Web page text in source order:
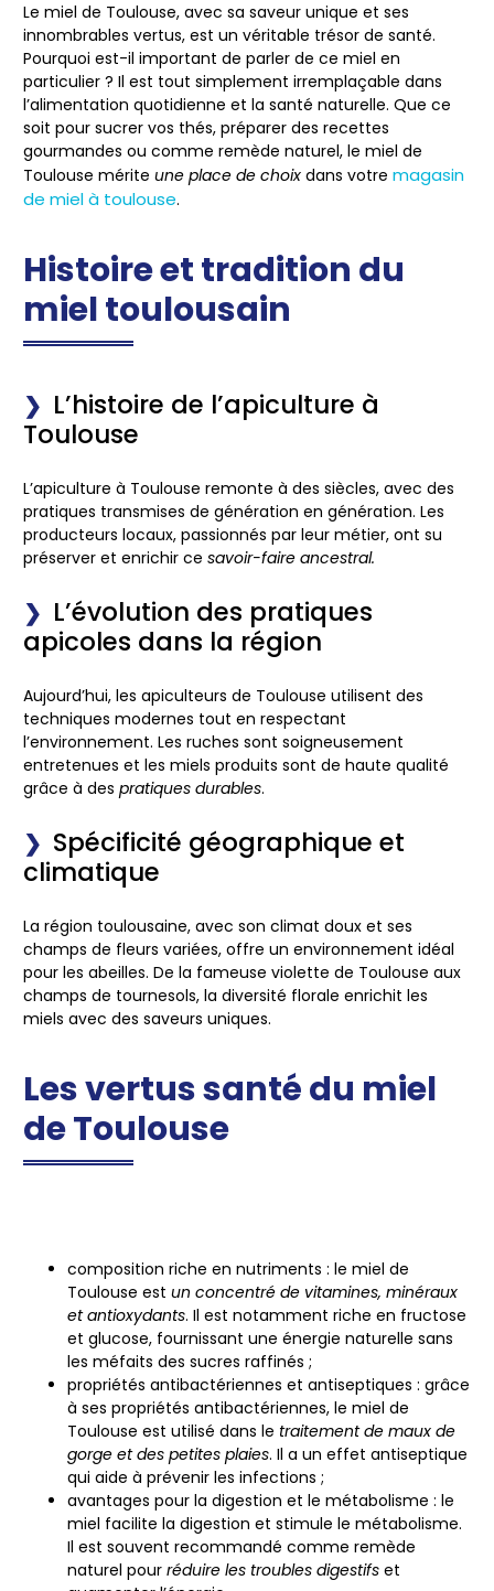
Le miel de Toulouse, avec sa saveur unique et ses
innombrables vertus, est un véritable trésor de santé.
Pourquoi est-il important de parler de ce miel en
particulier ? Il est tout simplement irremplaçable dans
l’alimentation quotidienne et la santé naturelle. Que ce
soit pour sucrer vos thés, préparer des recettes
gourmandes ou comme remède naturel, le miel de
Toulouse mérite une place de choix dans votre magasin
de miel à toulouse.
Histoire et tradition du
miel toulousain
L’histoire de l’apiculture à
Toulouse
L’apiculture à Toulouse remonte à des siècles, avec des
pratiques transmises de génération en génération. Les
producteurs locaux, passionnés par leur métier, ont su
préserver et enrichir ce savoir-faire ancestral.
L’évolution des pratiques
apicoles dans la région
Aujourd’hui, les apiculteurs de Toulouse utilisent des
techniques modernes tout en respectant
l’environnement. Les ruches sont soigneusement
entretenues et les miels produits sont de haute qualité
grâce à des pratiques durables.
Spécificité géographique et
climatique
La région toulousaine, avec son climat doux et ses
champs de fleurs variées, offre un environnement idéal
pour les abeilles. De la fameuse violette de Toulouse aux
champs de tournesols, la diversité florale enrichit les
miels avec des saveurs uniques.
Les vertus santé du miel
de Toulouse
composition riche en nutriments : le miel de
Toulouse est un concentré de vitamines, minéraux
et antioxydants. Il est notamment riche en fructose
et glucose, fournissant une énergie naturelle sans
les méfaits des sucres raffinés ;
propriétés antibactériennes et antiseptiques : grâce
à ses propriétés antibactériennes, le miel de
Toulouse est utilisé dans le traitement de maux de
gorge et des petites plaies. Il a un effet antiseptique
qui aide à prévenir les infections ;
avantages pour la digestion et le métabolisme : le
miel facilite la digestion et stimule le métabolisme.
Il est souvent recommandé comme remède
naturel pour réduire les troubles digestifs et